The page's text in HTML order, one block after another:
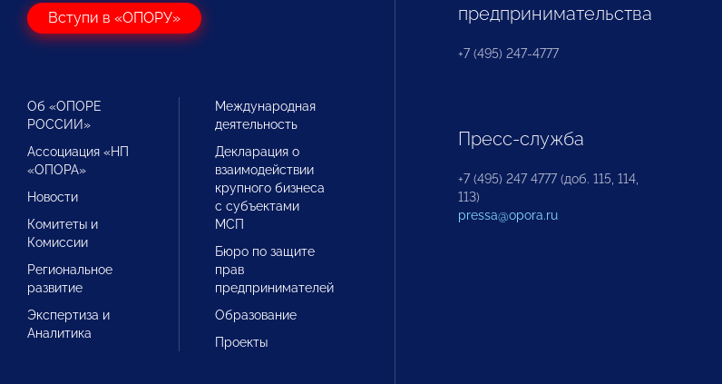
Вступи в «ОПОРУ»
Об «ОПОРЕ
РОССИИ»
Ассоциация «НП
«ОПОРА»
Новости
Комитеты и
Комиссии
Региональное
развитие
Экспертиза и
Аналитика
Международная
деятельность
Декларация о
взаимодействии
крупного бизнеса
с субъектами
МСП
Бюро по защите
прав
предпринимателей
Образование
Проекты
предпринимательства
+7 (495) 247-4777
Пресс-служба
+7 (495) 247 4777 (доб. 115, 114,
113)
pressa@opora.ru